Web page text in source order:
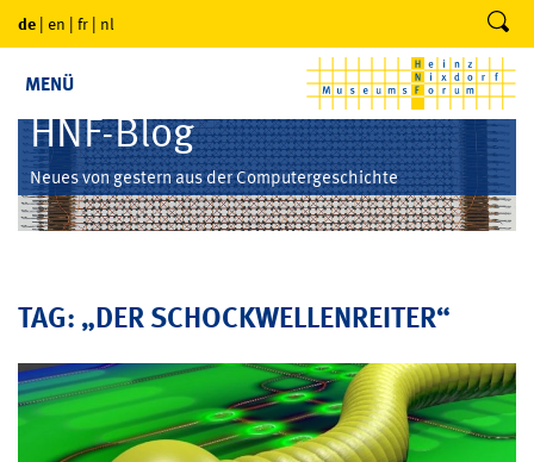
de | en | fr | nl
MENÜ
HNF-Blog
Neues von gestern aus der Computergeschichte
TAG: „DER SCHOCKWELLENREITER“